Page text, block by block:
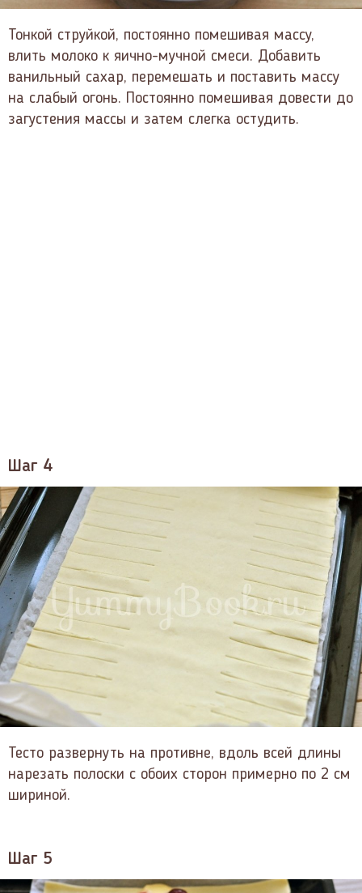
Тонкой струйкой, постоянно помешивая массу,
влить молоко к яично-мучной смеси. Добавить
ванильный сахар, перемешать и поставить массу
на слабый огонь. Постоянно помешивая довести до
загустения массы и затем слегка остудить.
Шаг 4
Тесто развернуть на противне, вдоль всей длины
нарезать полоски с обоих сторон примерно по 2 см
шириной.
Шаг 5